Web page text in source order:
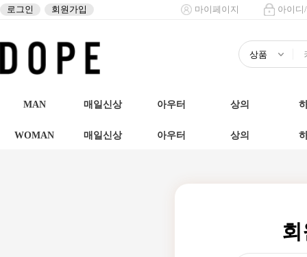
로그인 회원가입 마이페이지 아이디
MAN 매일신상 아우터 상의
WOMAN 매일신상 아우터 상의